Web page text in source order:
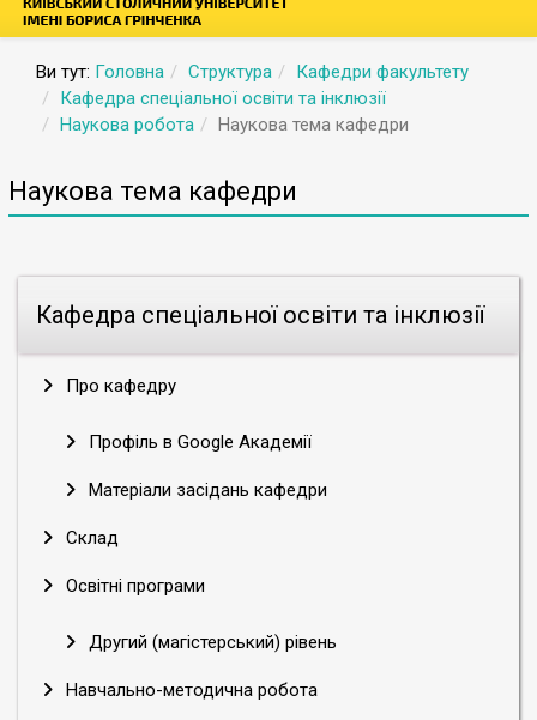
Ви тут: Головна Структура
Кафедри факультету
Кафедра спеціальної освіти та інклюзії
Наукова робота
Наукова тема кафедри
Кафедра спеціальної освіти та інклюзії
Про кафедру
Профіль в Google Академії
Матеріали засідань кафедри
Склад
Освітні програми
Другий (магістерський) рівень
Навчально-методична робота
Наукова тема кафедри